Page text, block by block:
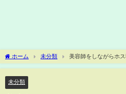
ホーム 未分類
美容師をしながらホ
てみた #ホスト #shorts #歌舞伎町
未分類